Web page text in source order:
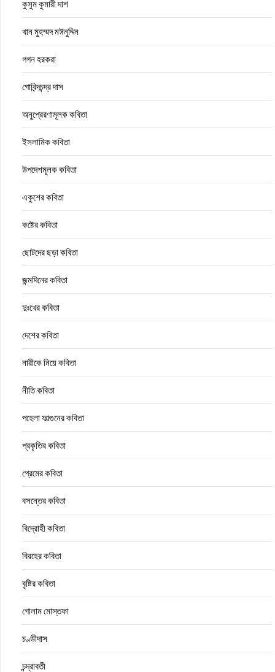
কুসুম কুমারী দাশ
খান মুহম্মদ মঈনুদ্দিন
গগন হরকরা
গোবিন্দচন্দ্র দাস
অনুপ্রেরণামূলক কবিতা
ইসলামিক কবিতা
উপদেশমূলক কবিতা
একুশের কবিতা
কষ্টের কবিতা
ছোটদের ছড়া কবিতা
জন্মদিনের কবিতা
দুঃখের কবিতা
দেশের কবিতা
নারীকে নিয়ে কবিতা
নীতি কবিতা
পহেলা ফাল্গুনের কবিতা
প্রকৃতির কবিতা
প্রেমের কবিতা
বসন্তের কবিতা
বিদ্রোহী কবিতা
বিরহের কবিতা
বৃষ্টির কবিতা
গোলাম মোস্তফা
চণ্ডীদাস
চন্দ্রাবতী